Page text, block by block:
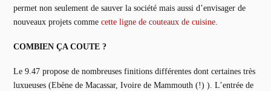
permet non seulement de sauver la société mais aussi d’envisager de
nouveaux projets commecette ligne de couteaux de cuisine.
COMBIEN ÇA COUTE ?
Le 9.47 propose de nombreuses finitions différentes dont certaines très
luxueuses (Ebène de Macassar, Ivoire de Mammouth (!) ). L’entrée de